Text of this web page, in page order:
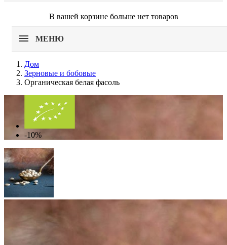
В вашей корзине больше нет товаров
МЕНЮ
Дом
Зерновые и бобовые
Органическая белая фасоль
-10%